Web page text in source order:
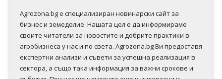
Agrozona.bg e специализиран новинарски сайт за
бизнес и земеделие. Нашата цел е да информираме
своите читатели за новостите и добрите практики в
агробизнеса у нас и по света. Agrozona.bg Ви предоставя
експертни анализи и съвети за успешна реализация в
сектора, а също така информация за важни срокове и